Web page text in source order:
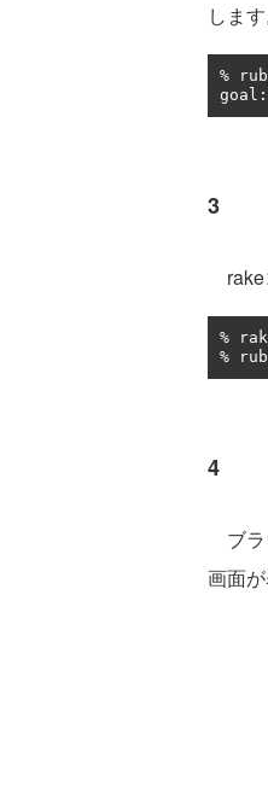
します
%
goal :
3
rake
%
%
4
ブラ
画面が